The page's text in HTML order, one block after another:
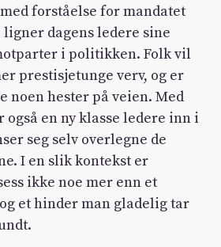
forståelse for mandatet
dagens ledere sine
i politikken. Folk vil
prestisjetunge verv, og er
noen hester på veien. Med
også en ny klasse ledere inn i
seg selv overlegne de
I en slik kontekst er
ikke noe mer enn et
et hinder man gladelig tar